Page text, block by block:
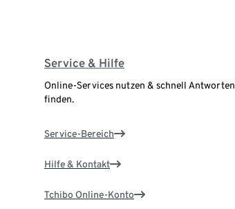
Service & Hilfe
Online-Services nutzen & schnell Antworten
finden.
Service-Bereich
Hilfe & Kontakt
Tchibo Online-Konto